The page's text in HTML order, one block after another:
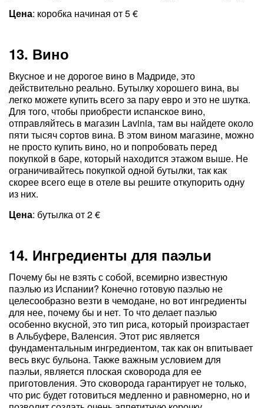
Цена: коробка начиная от 5 €
13. Вино
Вкусное и не дорогое вино в Мадриде, это
действительно реально. Бутылку хорошего вина, вы
легко можете купить всего за пару евро и это не шутка.
Для того, чтобы приобрести испанское вино,
отправляйтесь в магазин Lavinia, там вы найдете около
пяти тысяч сортов вина. В этом вином магазине, можно
не просто купить вино, но и попробовать перед
покупкой в баре, который находится этажом выше. Не
ограничивайтесь покупкой одной бутылки, так как
скорее всего еще в отеле вы решите откупорить одну
из них.
Цена: бутылка от 2 €
14. Ингредиенты для паэльи
Почему бы не взять с собой, всемирно известную
паэлью из Испании? Конечно готовую паэлью не
целесообразно везти в чемодане, но вот ингредиенты
для нее, почему бы и нет. То что делает паэлью
особенно вкусной, это тип риса, который произрастает
в Альбуфере, Валенсия. Этот рис является
фундаментальным ингредиентом, так как он впитывает
весь вкус бульона. Также важным условием для
паэльи, является плоская сковорода для ее
приготовления. Это сковорода гарантирует не только,
что рис будет готовиться медленно и равномерно, но и